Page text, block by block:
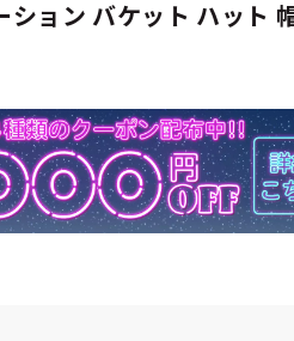
ション バケット ハット